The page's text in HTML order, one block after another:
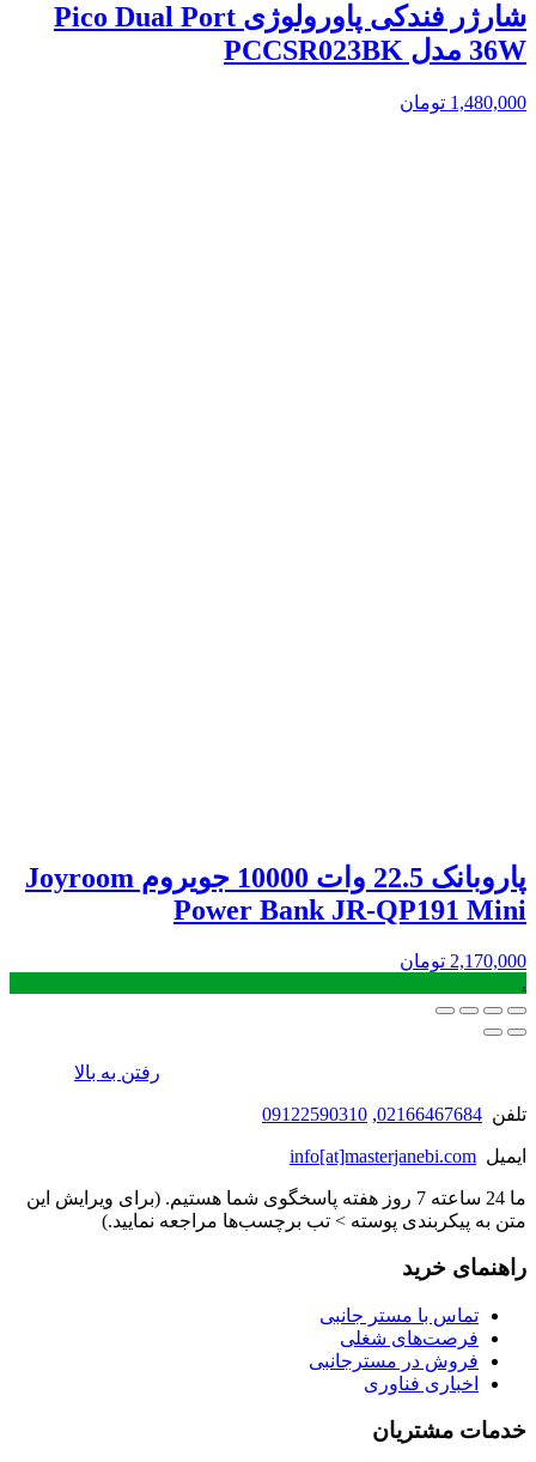
شارژر فندکی پاورولوژی Pico Dual Port
36W مدل PCCSR023BK
1,480,000 تومان
پاروبانک 22.5 وات 10000 جویروم Joyroom
Power Bank JR-QP191 Mini
2,170,000 تومان
.
رفتن به بالا
تلفن 02166467684
,
09122590310
ایمیل info[at]masterjanebi.com
ما 24 ساعته 7 روز هفته پاسخگوی شما هستیم. (برای ویرایش این
متن به پیکربندی پوسته > تب برچسب‌ها مراجعه نمایید.)
راهنمای خرید
تماس با مستر جانبی
فرصت‌های شغلی
فروش در مسترجانبی
اخباری فناوری
خدمات مشتریان